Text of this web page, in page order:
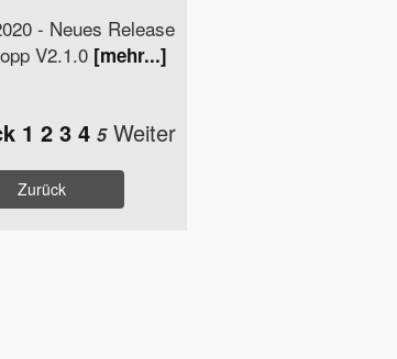
- Neues Release
V2.1.0 [mehr...]
1 2 3 4 5 Weiter
Zurück